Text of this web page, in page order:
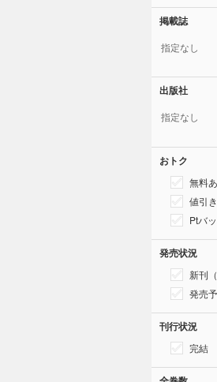
掲載誌
指定なし
出版社
指定なし
おトク
無料
値引
Ptバ
発売状況
新刊
発売
刊行状況
完結